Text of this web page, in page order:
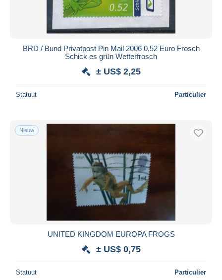
BRD / Bund Privatpost Pin Mail 2006 0,52 Euro Frosch
Schick es grün Wetterfrosch
± US$ 2,25
Statuut Particulier
Nieuw
UNITED KINGDOM EUROPA FROGS
± US$ 0,75
Statuut Particulier